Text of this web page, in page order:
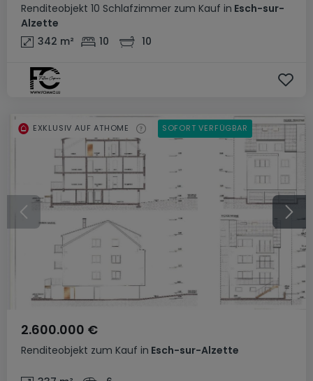
Renditeobjekt 10 Schlafzimmer zum Kauf in Esch-sur-
Alzette
342 m² 10 10
Renditeobjekt zum Kauf in Esch-sur-Alzette
2.600.000 €
EXKLUSIV AUF ATHOME SOFORT VERFÜGBAR